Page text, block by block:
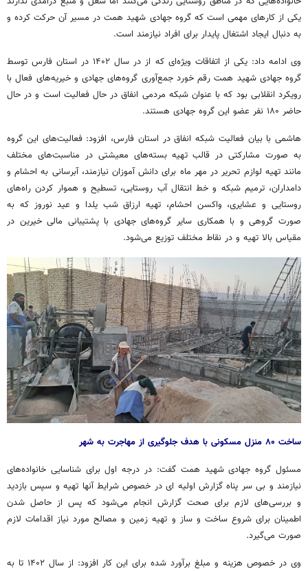
یکی از کارهای مهمی است که گروه جهادی شهید همت در مسیر آن حرکت کرده و
به دنبال ایجاد اشتغال پایدار برای افراد نیازمند است‌.
وی ادامه داد: یکی از اتفاقات ویژه‌ای که از در سال ۱۴۰۲ در استان فارس توسط
گروه جهادی شهید همت رقم خورد جمع‌آوری گروه‌های جهادی و خیریه‌های فعال با
رویکرد انقلابی بود که با عنوان شبکه مردمی انفاق در حال فعالیت است و در حال
حاضر ۱۸۰ نفر عضو این گروه جهادی هستند.
هاشمی با بیان فعالیت شبکه انفاق در استان فارس، افزود: فعالیت‌های این گروه
به صورت مشارکتی در قالب تهیه بسته‌های معیشتی در مناسبت‌های مختلف
مانند تهیه لوازم تحریر در مهر ماه برای دانش آموزان نیازمند، آبرسانی به احشام و
دامداران، ترمیم شبکه و خط انتقال آب روستایی، تسطیح و هموار کردن راه‌های
روستایی و عشایری، واکسن احشام، تهیه ارزاق شب یلدا و عید نوروز که به
صورت گروهی و با همکاری سایر گروه‌های جهادی با پشتیبانی مالی خیرین در
مقیاس بالا تهیه و در نقاط مختلف توزیع می‌شود.
ساخت ۸۰ منزل مسکونی با هدف جلوگیری از مهاجرت به شهر
مسئول گروه جهادی شهید همت گفت: در درجه اول برای شناسایی خانواده‌های
نیازمند و بی سر پناه گزارش اولیه ایدر خصوص شرایط آنها تهیه و سپس بازدید
و بررسی‌های لازم برای صحت گزارش انجام می‌شود که پس از حاصل شدن
اطمینان برای شروع ساخت و ساز و تهیه زمین و مصالح مورد نیاز اقدامات لازم
صورت می‌گیرد.
وی در خصوص هزینه و مبلغ برآورد شده برای این کار افزود: از سال ۱۴۰۲ تا به